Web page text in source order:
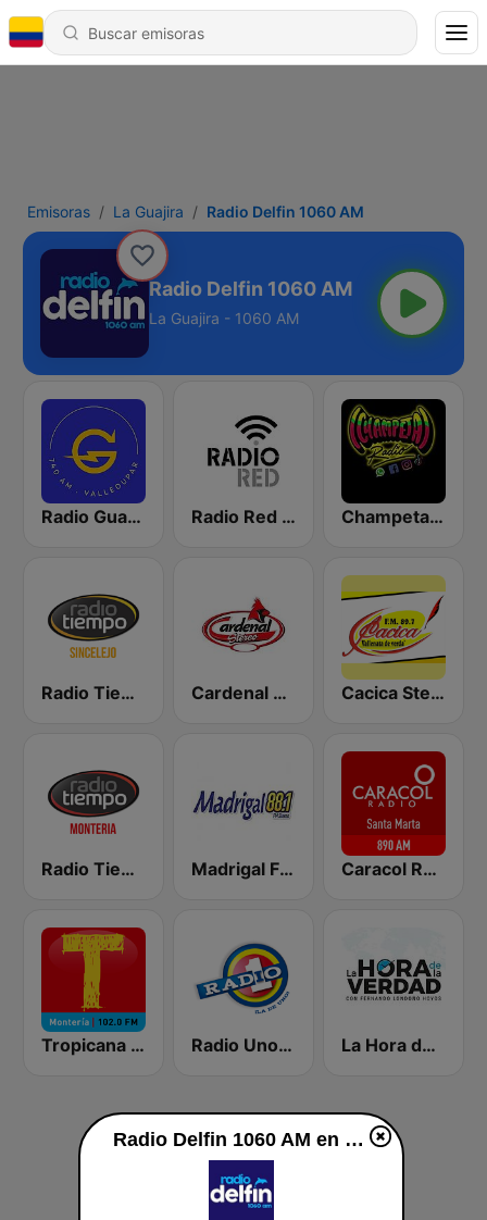
Emisoras La Guajira Radio Delfin 1060 AM
Radio Delfin 1060 AM
La Guajira - 1060 AM
Radio Guatapurí Radio Red Bogotá Champeta Radio
Radio Tiempo Sincelejo Cardenal Stereo Cacica Stereo
Radio Tiempo Montería Madrigal FM 88.1 Caracol Radio - Santa Marta
Tropicana Montería Radio Uno Barranquilla La Hora de la Verdad
Radio Delfin 1060 AM en vivo